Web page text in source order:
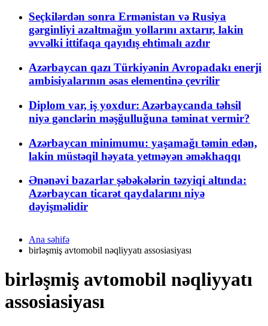
Seçkilərdən sonra Ermənistan və Rusiya
gərginliyi azaltmağın yollarını axtarır, lakin
əvvəlki ittifaqa qayıdış ehtimalı azdır
Azərbaycan qazı Türkiyənin Avropadakı enerji
ambisiyalarının əsas elementinə çevrilir
Diplom var, iş yoxdur: Azərbaycanda təhsil
niyə gənclərin məşğulluğuna təminat vermir?
Azərbaycan minimumu: yaşamağı təmin edən,
lakin müstəqil həyata yetməyən əməkhaqqı
Ənənəvi bazarlar şəbəkələrin təzyiqi altında:
Azərbaycan ticarət qaydalarını niyə
dəyişməlidir
Ana səhifə
birləşmiş avtomobil nəqliyyatı assosiasiyası
birləşmiş avtomobil nəqliyyatı
assosiasiyası